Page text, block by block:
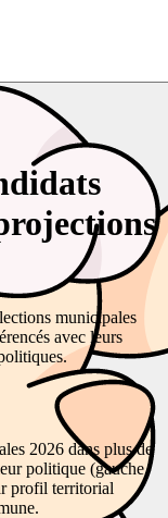
municipales
avec leurs
2026 dans plus de
politique (gauche,
profil territorial